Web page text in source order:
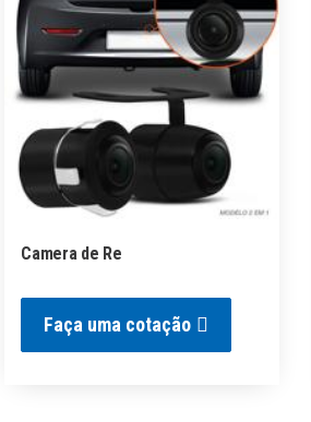
Camera de Re
Faça uma cotação